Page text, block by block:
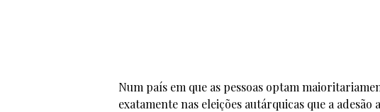
Num país em que as pessoas optam
exatamente nas eleições autárquicas que a